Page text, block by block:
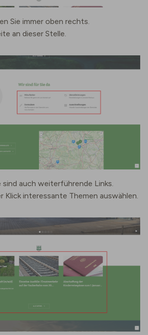
Sie immer oben rechts.
an dieser Stelle.
auch weiterführende Links.
Klick interessante Themen auswählen.